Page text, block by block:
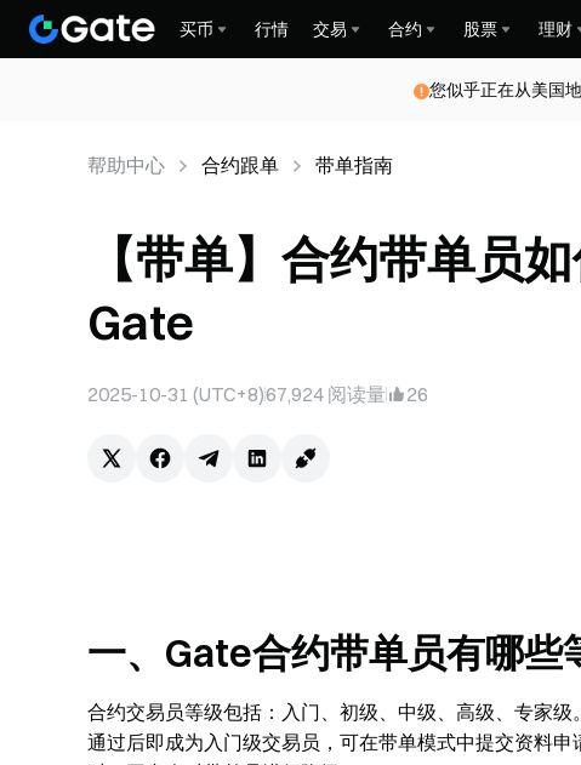
买币 行情 交易 合约 股票 理财
您似乎正在从美国
帮助中心 合约跟单 带单指南
【带单】合约带单员
Gate
2025-10-31 (UTC+8)67,924 阅读量 26
一、Gate合约带单员有哪些
合约交易员等级包括：入门、初级、中级、高级、专家
通过后即成为入门级交易员，可在带单模式中提交资料申